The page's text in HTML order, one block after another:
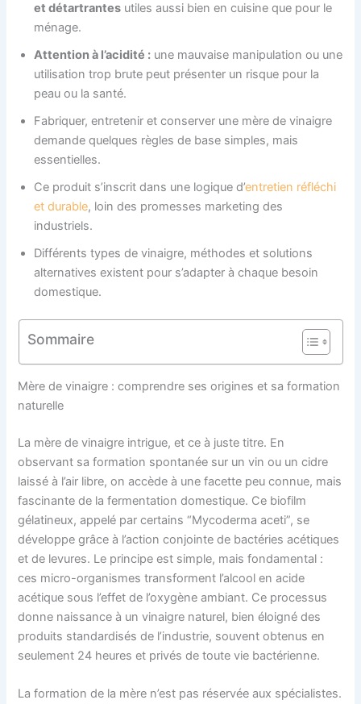
et détartrantes utiles aussi bien en cuisine que pour le
ménage.
Attention à l’acidité : une mauvaise manipulation ou une
utilisation trop brute peut présenter un risque pour la
peau ou la santé.
Fabriquer, entretenir et conserver une mère de vinaigre
demande quelques règles de base simples, mais
essentielles.
Ce produit s’inscrit dans une logique d’entretien réfléchi
et durable, loin des promesses marketing des
industriels.
Différents types de vinaigre, méthodes et solutions
alternatives existent pour s’adapter à chaque besoin
domestique.
Sommaire
Mère de vinaigre : comprendre ses origines et sa formation
naturelle
La mère de vinaigre intrigue, et ce à juste titre. En
observant sa formation spontanée sur un vin ou un cidre
laissé à l’air libre, on accède à une facette peu connue, mais
fascinante de la fermentation domestique. Ce biofilm
gélatineux, appelé par certains “Mycoderma aceti”, se
développe grâce à l’action conjointe de bactéries acétiques
et de levures. Le principe est simple, mais fondamental :
ces micro-organismes transforment l’alcool en acide
acétique sous l’effet de l’oxygène ambiant. Ce processus
donne naissance à un vinaigre naturel, bien éloigné des
produits standardisés de l’industrie, souvent obtenus en
seulement 24 heures et privés de toute vie bactérienne.
La formation de la mère n’est pas réservée aux spécialistes.